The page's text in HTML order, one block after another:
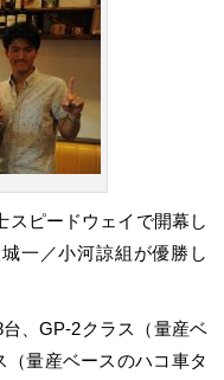
ピードウェイで開幕し
一／小河諒組が優勝し
、GP-2クラス（量産ベ
（量産ベースのハコ車タ